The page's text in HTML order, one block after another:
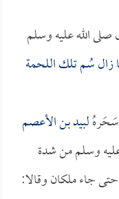
الله عليه وسلم
زال سُم تلك اللحمة
لبيد بن الأعصم
وسلم من شدة
حتى جاء ملكان وقالا: